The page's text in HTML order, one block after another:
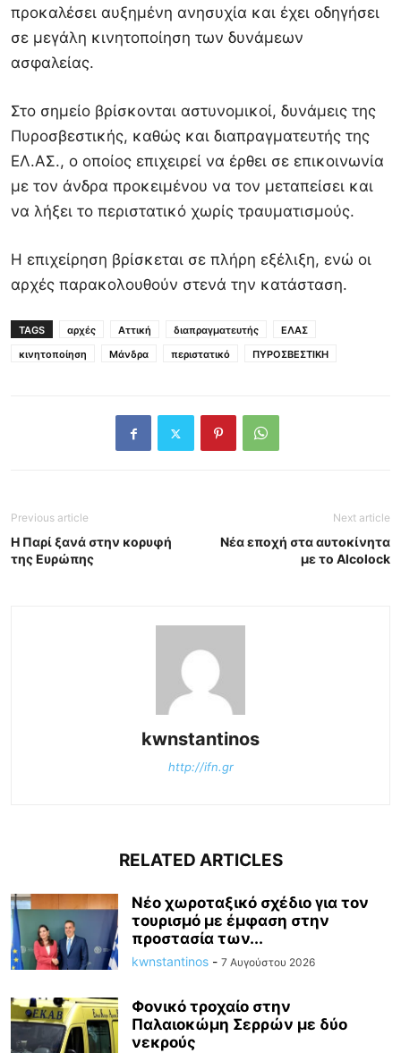
προκαλέσει αυξημένη ανησυχία και έχει οδηγήσει
σε μεγάλη κινητοποίηση των δυνάμεων
ασφαλείας.
Στο σημείο βρίσκονται αστυνομικοί, δυνάμεις της
Πυροσβεστικής, καθώς και διαπραγματευτής της
ΕΛ.ΑΣ., ο οποίος επιχειρεί να έρθει σε επικοινωνία
με τον άνδρα προκειμένου να τον μεταπείσει και
να λήξει το περιστατικό χωρίς τραυματισμούς.
Η επιχείρηση βρίσκεται σε πλήρη εξέλιξη, ενώ οι
αρχές παρακολουθούν στενά την κατάσταση.
TAGS αρχές Αττική διαπραγματευτής
ΕΛΑΣ
κινητοποίηση
Μάνδρα περιστατικό ΠΥΡΟΣΒΕΣΤΙΚΗ
Previous article
Η Παρί ξανά στην κορυφή
της Ευρώπης
Next article
Νέα εποχή στα αυτοκίνητα
με το Alcolock
kwnstantinos
http://ifn.gr
RELATED ARTICLES
Νέο χωροταξικό σχέδιο για τον
τουρισμό με έμφαση στην
προστασία των...
kwnstantinos - 7 Αυγούστου 2026
Φονικό τροχαίο στην
Παλαιοκώμη Σερρών με δύο
νεκρούς